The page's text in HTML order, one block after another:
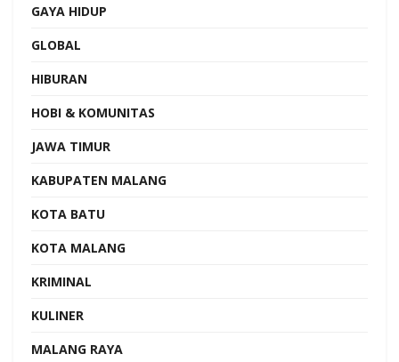
GAYA HIDUP
GLOBAL
HIBURAN
HOBI & KOMUNITAS
JAWA TIMUR
KABUPATEN MALANG
KOTA BATU
KOTA MALANG
KRIMINAL
KULINER
MALANG RAYA